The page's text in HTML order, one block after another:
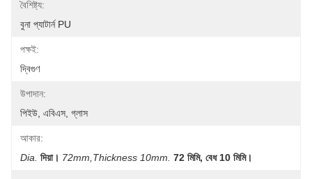
বৈশিষ্ট্য:
বুনা প্যাটার্ন PU
পক্ষই:
দ্বিগুণ
উপাদান:
পিইউ, এবিএস, গ্লাস
আকার:
Dia. দিয়া। 72mm,thickness 10mm. 72 মিমি, বেধ 10 মিমি।